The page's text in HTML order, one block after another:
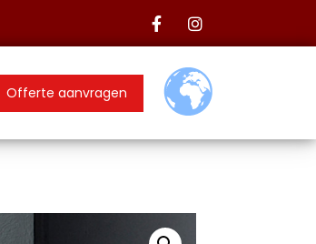
Offerte aanvragen